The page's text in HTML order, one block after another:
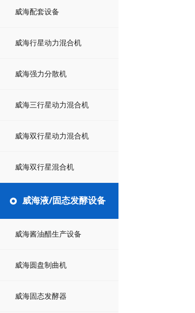
威海配套设备
威海行星动力混合机
威海强力分散机
威海三行星动力混合机
威海双行星动力混合机
威海双行星混合机
威海液/固态发酵设备
威海酱油醋生产设备
威海圆盘制曲机
威海固态发酵器